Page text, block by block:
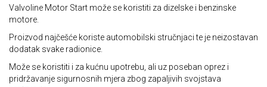
Valvoline Motor Start može se koristiti za dizelske i benzinske
motore.
Proizvod najčešće koriste automobilski stručnjaci te je neizostavan
dodatak svake radionice.
Može se koristiti i za kućnu upotrebu, ali uz poseban oprez i
pridržavanje sigurnosnih mjera zbog zapaljivih svojstava